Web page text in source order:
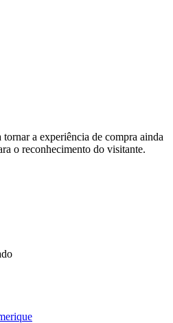
tornar a experiência de compra ainda
o reconhecimento do visitante.